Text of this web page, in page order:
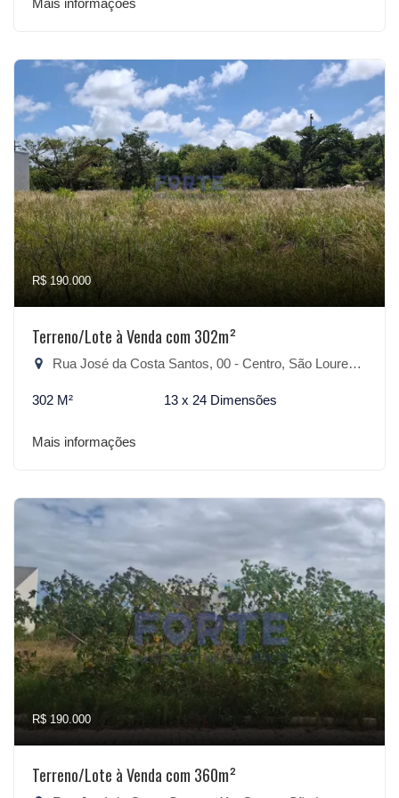
Mais informações
R$ 190.000
Terreno/Lote à Venda com 302m²
Rua José da Costa Santos, 00 - Centro, São Lourenço do Sul-RS
302 M² 13 x 24 Dimensões
Mais informações
R$ 190.000
Terreno/Lote à Venda com 360m²